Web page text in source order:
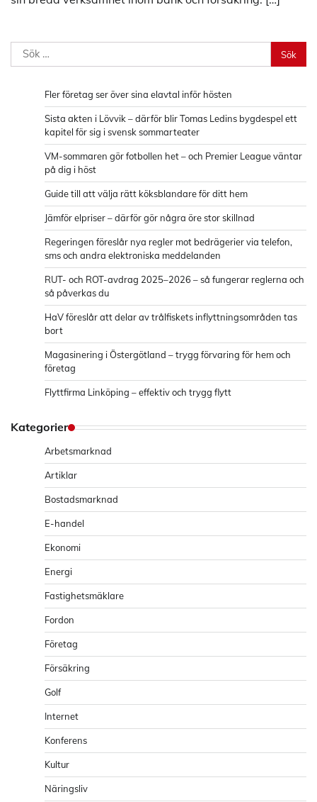
Sök
efter:
Fler företag ser över sina elavtal inför hösten
Sista akten i Lövvik – därför blir Tomas Ledins bygdespel ett
kapitel för sig i svensk sommarteater
VM-sommaren gör fotbollen het – och Premier League väntar
på dig i höst
Guide till att välja rätt köksblandare för ditt hem
Jämför elpriser – därför gör några öre stor skillnad
Regeringen föreslår nya regler mot bedrägerier via telefon,
sms och andra elektroniska meddelanden
RUT- och ROT-avdrag 2025–2026 – så fungerar reglerna och
så påverkas du
HaV föreslår att delar av trålfiskets inflyttningsområden tas
bort
Magasinering i Östergötland – trygg förvaring för hem och
företag
Flyttfirma Linköping – effektiv och trygg flytt
Kategorier
Arbetsmarknad
Artiklar
Bostadsmarknad
E-handel
Ekonomi
Energi
Fastighetsmäklare
Fordon
Företag
Försäkring
Golf
Internet
Konferens
Kultur
Näringsliv